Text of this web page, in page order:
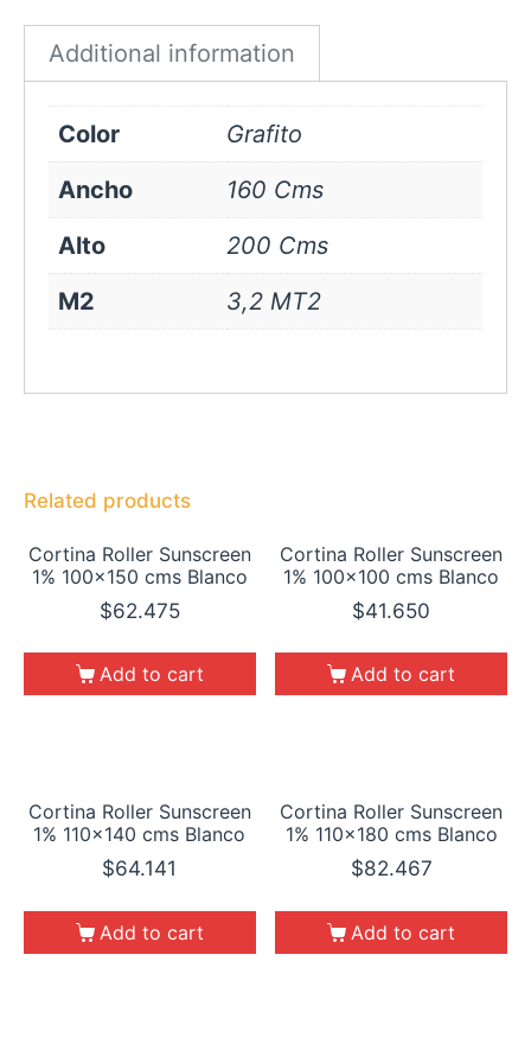
Additional information
Color
Grafito
Ancho
160 Cms
Alto
200 Cms
M2
3,2 MT2
Related products
Cortina Roller Sunscreen
1% 100×150 cms Blanco
$62.475
Add to cart
Cortina Roller Sunscreen
1% 100×100 cms Blanco
$41.650
Add to cart
Cortina Roller Sunscreen
1% 110×140 cms Blanco
$64.141
Add to cart
Cortina Roller Sunscreen
1% 110×180 cms Blanco
$82.467
Add to cart